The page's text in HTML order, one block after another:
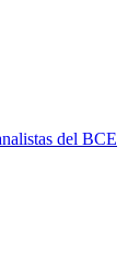
del BCE